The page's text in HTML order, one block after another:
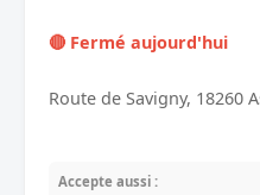
🔴 Fermé aujourd'hui
Route de Savigny, 18260
Accepte aussi :